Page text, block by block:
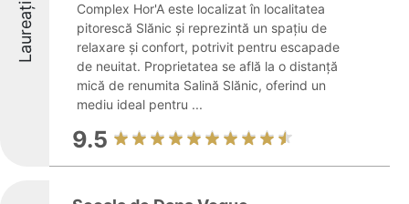
Laureați
Complex Hor'A este localizat în localitatea
pitorescă Slănic și reprezintă un spațiu de
relaxare și confort, potrivit pentru escapade
de neuitat. Proprietatea se află la o distanță
mică de renumita Salină Slănic, oferind un
mediu ideal pentru ...
9.5